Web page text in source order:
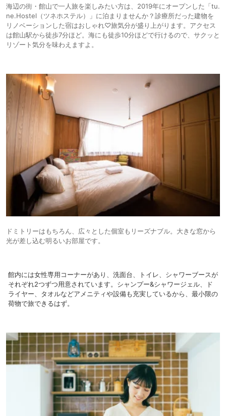
海辺の街・館山で一人旅を楽しみたい方は、2019年にオープンした「tu.
ne.Hostel（ツネホステル）」に泊まりませんか？診療所だった建物を
リノベーションした宿はおしゃれ♡旅気分が盛り上がります。アクセス
は館山駅から徒歩7分ほど。海にも徒歩10分ほどで行けるので、サクッと
リゾート気分を味わえますよ。
ドミトリーはもちろん、広々とした個室もリーズナブル。大きな窓から
光が差し込む明るいお部屋です。
館内には女性専用コーナーがあり、洗面台、トイレ、シャワーブースが
それぞれ2つずつ用意されています。シャンプー&シャワージェル、ド
ライヤー、タオルなどアメニティや設備も充実しているから、最小限の
荷物で旅できるはず。